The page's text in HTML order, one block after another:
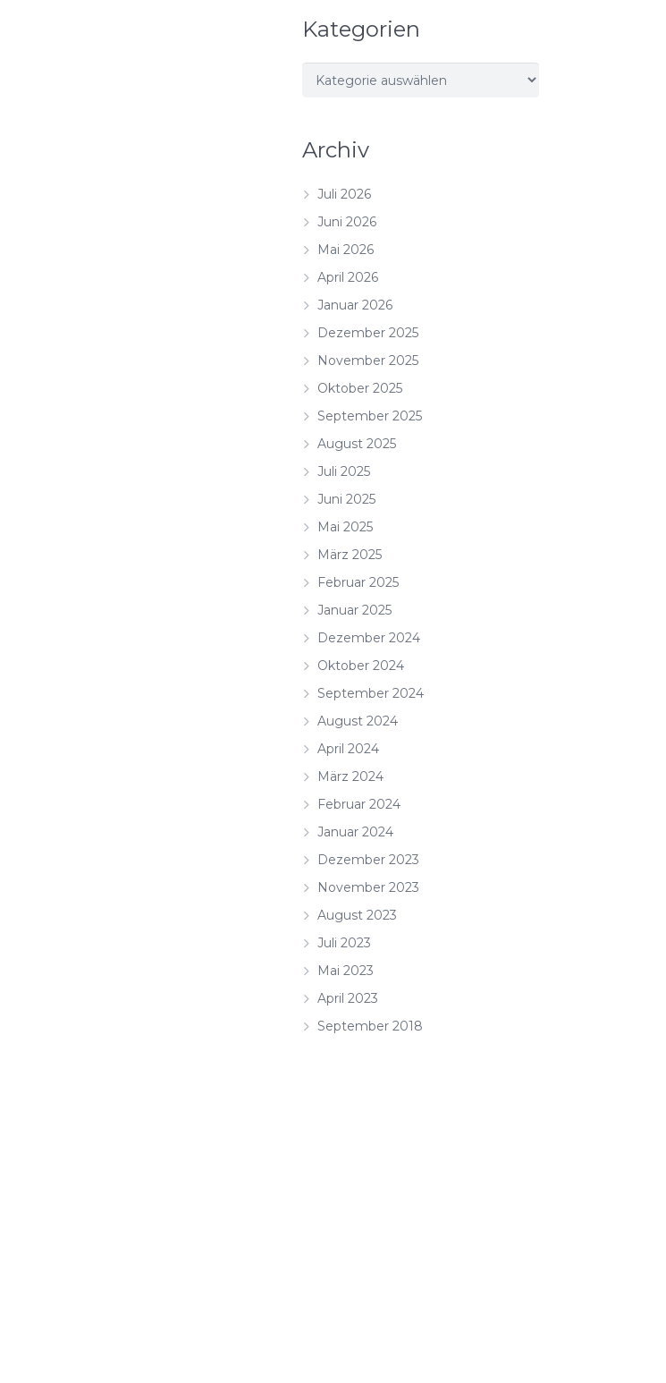
Kategorien
Kategorien
Archiv
Juli 2026
Juni 2026
Mai 2026
April 2026
Januar 2026
Dezember 2025
November 2025
Oktober 2025
September 2025
August 2025
Juli 2025
Juni 2025
Mai 2025
März 2025
Februar 2025
Januar 2025
Dezember 2024
Oktober 2024
September 2024
August 2024
April 2024
März 2024
Februar 2024
Januar 2024
Dezember 2023
November 2023
August 2023
Juli 2023
Mai 2023
April 2023
September 2018